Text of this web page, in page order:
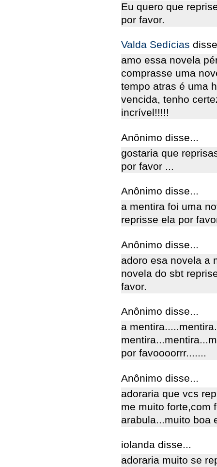
Eu quero que
por favor.
Valda Sedícias
amo essa novela
comprasse uma
tempo atras é uma
vencida, tenho
incrível!!!!!
Anônimo disse...
gostaria que
por favor ...
Anônimo disse...
a mentira foi uma
reprisse ela por
Anônimo disse...
adoro esa novela a
novela do sbt
favor.
Anônimo disse...
a
por favoooorrr.......
Anônimo disse...
adoraria que vcs
me muito forte,com
arabula...muito boa
iolanda disse...
adoraria muito se